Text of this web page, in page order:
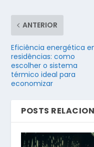
ANTERIOR
Eficiência energética
residências: como
escolher o sistema
térmico ideal para
economizar
POSTS